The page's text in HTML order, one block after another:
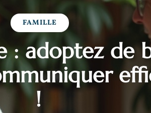
FAMILLE
: adoptez de
!